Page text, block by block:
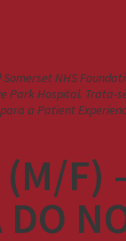
NHS
Park Hospital. Trata-
para a Patient
F)